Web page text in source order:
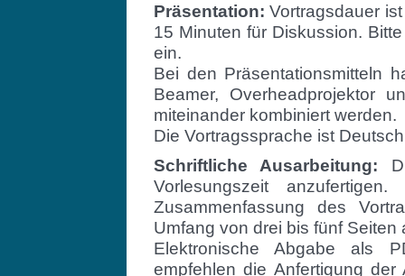
Präsentation: Vortragsdauer
15 Minuten für Diskussion.
ein.
Bei den Präsentationsmitteln
Beamer, Overheadprojektor
miteinander kombiniert werden.
Die Vortragssprache ist
Schriftliche Ausarbeitung:
Vorlesungszeit
Zusammenfassung des
Umfang von drei bis fünf
Elektronische Abgabe als
empfehlen die Anfertigung